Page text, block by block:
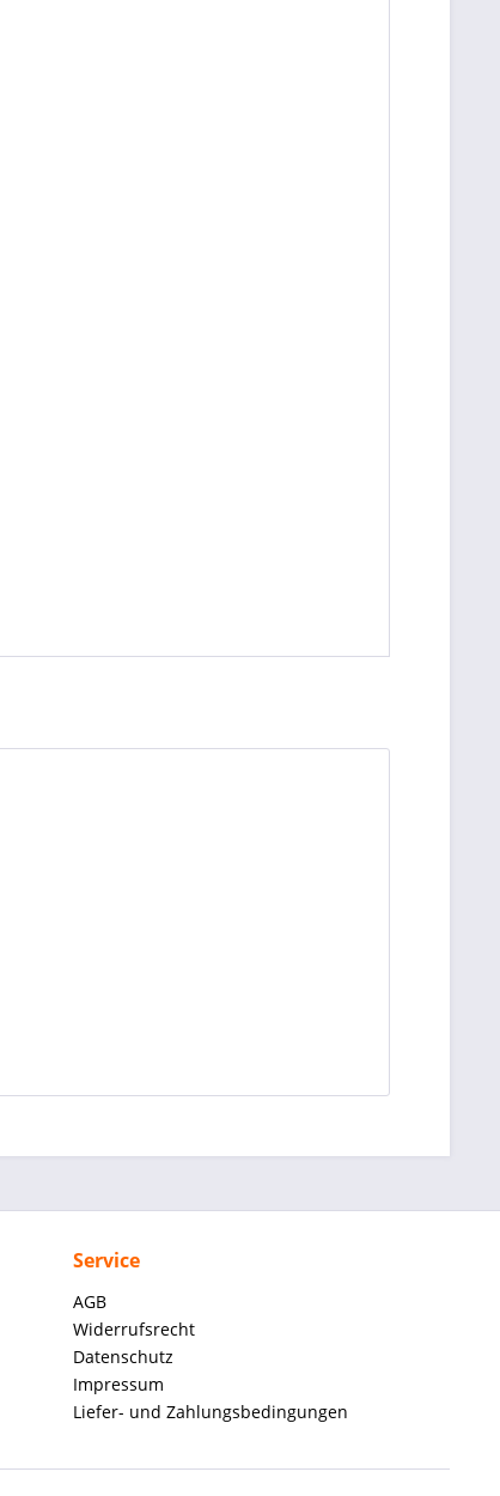
Service
AGB
Widerrufsrecht
Datenschutz
Impressum
Liefer- und Zahlungsbedingungen